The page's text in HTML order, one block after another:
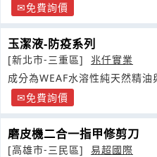
免費詢價
玉潔液-防疫系列
[新北市-三重區]
兆仟實業
成分為WEAF水溶性純天然精
免費詢價
磨皮機二合一指甲修剪刀
[高雄市-三民區]
易超國際